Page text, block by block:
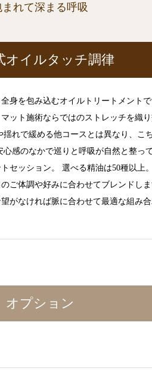
まれて深まる呼吸
オイルタッチ調律
身を包み込むオイルトリートメント
ット施術ならではのストレッチを織
れで緩める他コースとは異なり、こ
感のなかで巡りと呼吸が自然と整っ
セッション。 選べる精油は50種以上
ご体調や好みに合わせてブレンドし
がなければ脈に合わせて最適な組み
オプション